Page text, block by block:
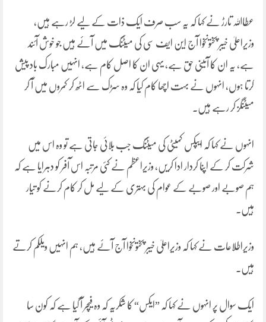
عطااللہ تارڑ نے کہا کہ یہ سب صرف ایک ذات کے لیے لڑ رہے ہیں،
وزیراعلیٰ خیبر پختونخوا آج این ایف سی کی میٹںگ میں آئے ہیں جو خوش آئند
ہے، یہ ان کا آئینی حق ہے، یہی ان کا اصل کام ہے، انہیں مبارک باد پیش
کرتا ہوں، انہوں نے بہت اچھا کام کیا کہ وہ سڑک سے اٹھ کر کمروں میں آ کر
میٹنگز کر رہے ہیں۔
انہوں نے کہا کہ ایپکس کمیٹی کی میٹنگ جب بلائی جاتی ہے تو وہ اس میں
شرکت کر کے اپنا کردار ادا کریں، وزیراعظم نے کئی مرتبہ اس آفر کو دہرایا ہے کہ
ہم صوبے اور صوبے کے عوام کی بہتری کے لیے مل کر کام کرنے کو تیار
ہیں۔
وزیراطلاعات نے کہا کہ وزیراعلیٰ خیبر پختونخوا آج آئے ہیں، ہم انہیں ویلکم کرتے
ہیں۔
ایک سوال پر انہوں نے کہا کہ ”ایکس“ کا شکریہ کہ وہ فیچر آ گیا ہے کہ کون سا